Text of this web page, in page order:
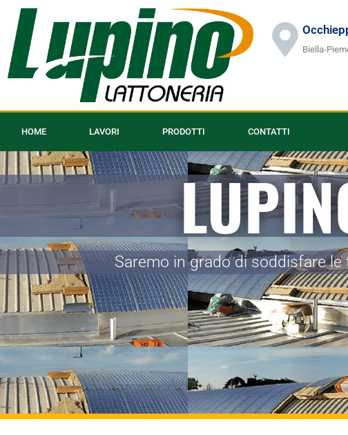
Biella-
HOME LAVORI PRODOTTI CONTATTI
Saremo in grado di soddisfare le